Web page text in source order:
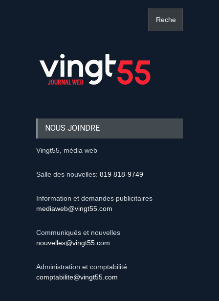
NOUS JOINDRE
Vingt55, média web
Salle des nouvelles: 819 818-9749
Information et demandes publicitaires
mediaweb@vingt55.com
Communiqués et nouvelles
nouvelles@vingt55.com
Administration et comptabilité
comptabilite@vingt55.com